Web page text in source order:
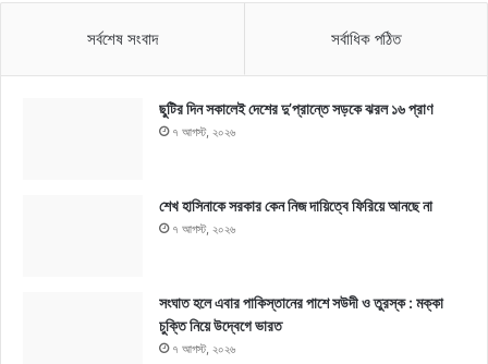
সর্বশেষ সংবাদ সর্বাধিক পঠিত
ছুটির দিন সকালেই দেশের দু’প্রান্তে সড়কে ঝরল ১৬ প্রাণ
৭ আগস্ট, ২০২৬
শেখ হাসিনাকে সরকার কেন নিজ দায়িত্বে ফিরিয়ে আনছে না
৭ আগস্ট, ২০২৬
সংঘাত হলে এবার পাকিস্তানের পাশে সউদী ও তুরস্ক : মক্কা
চুক্তি নিয়ে উদ্বেগে ভারত
৭ আগস্ট, ২০২৬